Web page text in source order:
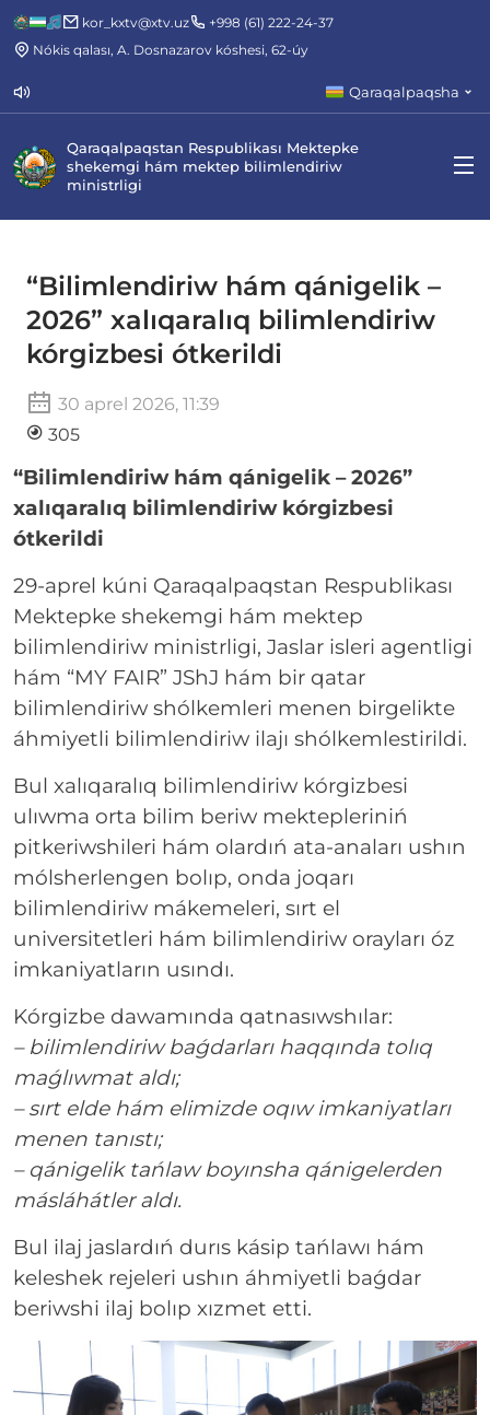
kor_kxtv@xtv.uz
+998 (61) 222-24-37
Nókis qalası, A. Dosnazarov kóshesi, 62-úy
Qaraqalpaqsha
Qaraqalpaqstan Respublikası Mektepke
shekemgi hám mektep bilimlendiriw
ministrligi
“Bilimlendiriw hám qánigelik –
2026” xalıqaralıq bilimlendiriw
kórgizbesi ótkerildi
30 aprel 2026, 11:39
305
“Bilimlendiriw hám qánigelik – 2026”
xalıqaralıq bilimlendiriw kórgizbesi
ótkerildi
29-aprel kúni Qaraqalpaqstan Respublikası
Mektepke shekemgi hám mektep
bilimlendiriw ministrligi, Jaslar isleri agentligi
hám “MY FAIR” JShJ hám bir qatar
bilimlendiriw shólkemleri menen birgelikte
áhmiyetli bilimlendiriw ilajı shólkemlestirildi.
Bul xalıqaralıq bilimlendiriw kórgizbesi
ulıwma orta bilim beriw mektepleriniń
pitkeriwshileri hám olardıń ata-anaları ushın
mólsherlengen bolıp, onda joqarı
bilimlendiriw mákemeleri, sırt el
universitetleri hám bilimlendiriw orayları óz
imkaniyatların usındı.
Kórgizbe dawamında qatnasıwshılar:
– bilimlendiriw baǵdarları haqqında tolıq
maǵlıwmat aldı;
– sırt elde hám elimizde oqıw imkaniyatları
menen tanıstı;
– qánigelik tańlaw boyınsha qánigelerden
másláhátler aldı.
Bul ilaj jaslardıń durıs kásip tańlawı hám
keleshek rejeleri ushın áhmiyetli baǵdar
beriwshi ilaj bolıp xızmet etti.